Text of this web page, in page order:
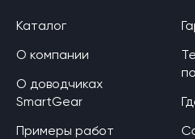
Каталог
О компании
О доводчиках
SmartGear
Примеры работ